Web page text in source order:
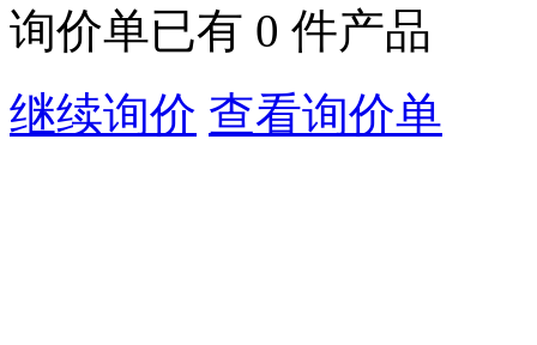
询价单已有 0 件产品
继续询价 查看询价单